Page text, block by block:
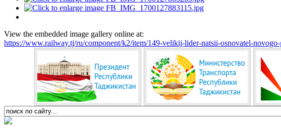
View the embedded image gallery online at:
https://www.railway.tj/ru/component/k2/item/149-velikij-lider-natsii-osnovatel-